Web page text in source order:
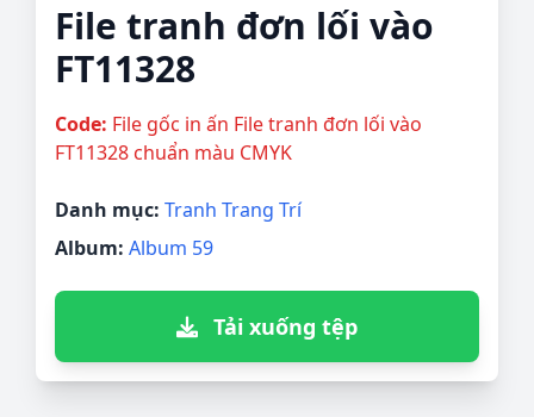
File tranh đơn lối vào
FT11328
Code: File gốc in ấn File tranh đơn lối vào
FT11328 chuẩn màu CMYK
Danh mục: Tranh Trang Trí
Album: Album 59
Tải xuống tệp